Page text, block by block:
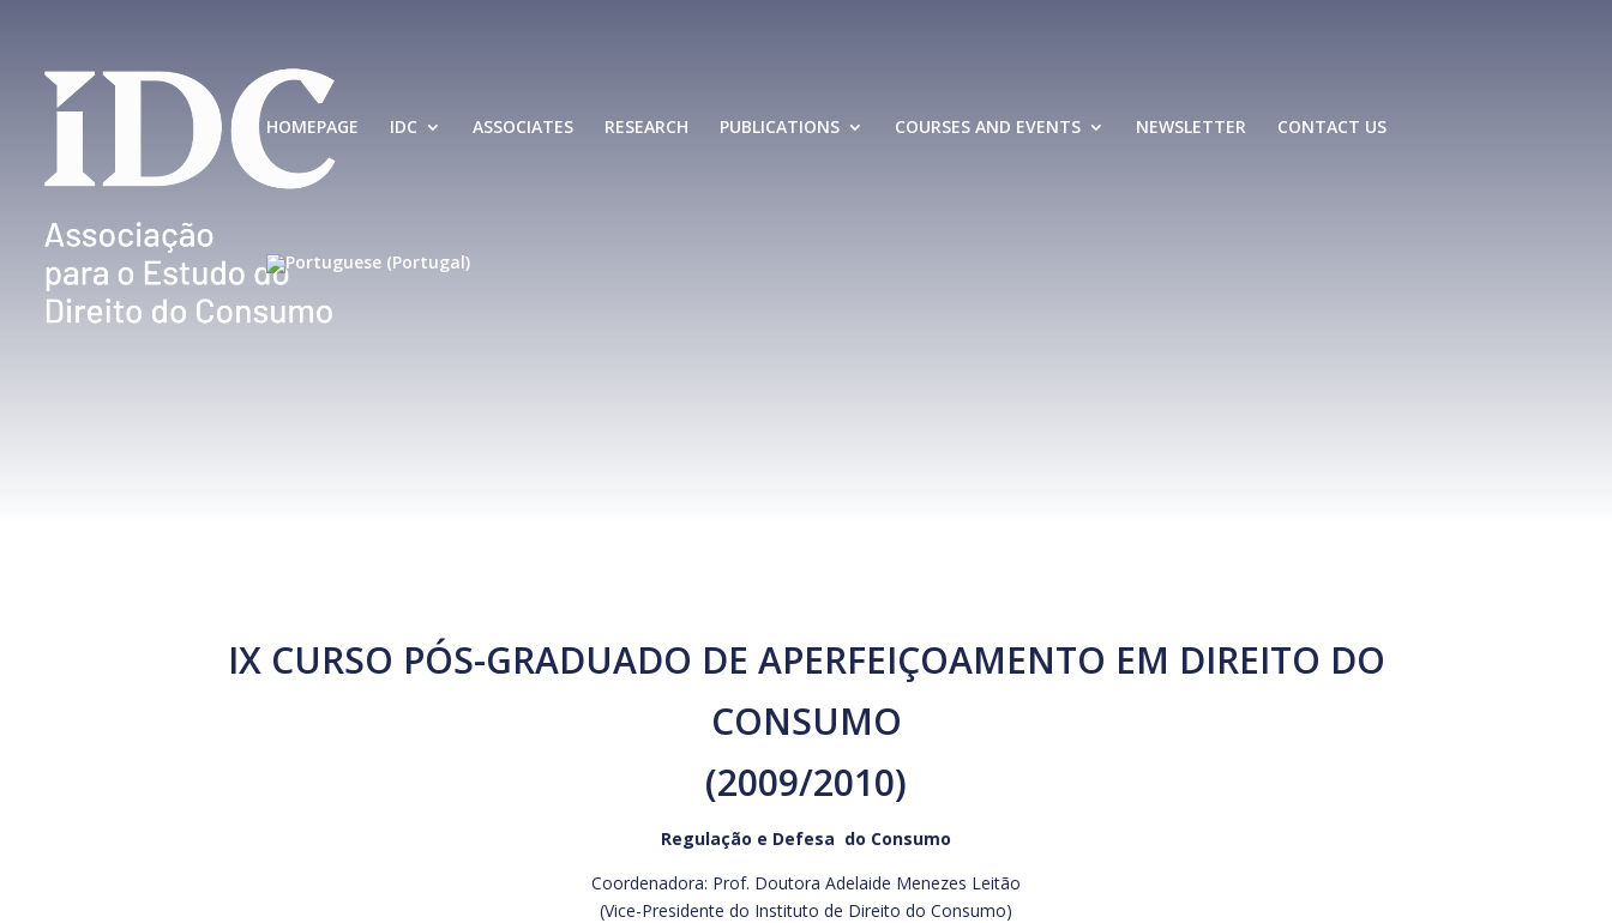
HOMEPAGE IDC ASSOCIATES RESEARCH PUBLICATIONS COURSES AND EVENTS NEWSLETTER CONTACT US
IX CURSO PÓS-GRADUADO DE APERFEIÇOAMENTO EM DIREITO DO
CONSUMO
(2009/2010)
Regulação e Defesa do Consumo
Coordenadora: Prof. Doutora Adelaide Menezes Leitão
(Vice-Presidente do Instituto de Direito do Consumo)